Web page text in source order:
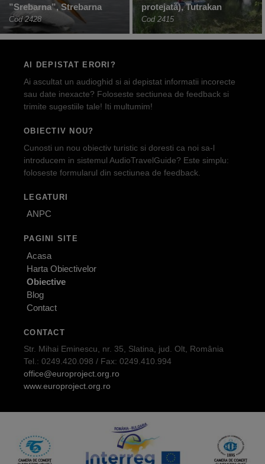
”Srebarna”, Strebarna
Cod 2428
protejată), Tutrakan
Cod 2415
AI DEPISTAT ERORI?
Ai ascultat un audioghid si ai depistat informatii incorecte
sau date inexacte? Foloseste sectiunea de feedback si
trimite sugestiile tale! Iti multumim!
OBIECTIV NOU?
Cunosti un nou obiectiv turistic si doresti ca noi sa-l
introducem in sistemul AudioTravelGuide? Este simplu:
foloseste formularul din sectiunea de feedback.
LEGATURI
ANPC
PAGINI SITE
Acasa
Harta Obiectivelor
Obiective
Blog
Contact
CONTACT
Str. Mihai Eminescu, nr. 35, Slatina, jud. Olt, România
Tel.: 0249.420.098 / Fax: 0249.410.994
office@europroject.org.ro
www.europroject.org.ro